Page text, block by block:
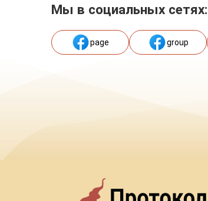
Мы в социальных сетях:
page group